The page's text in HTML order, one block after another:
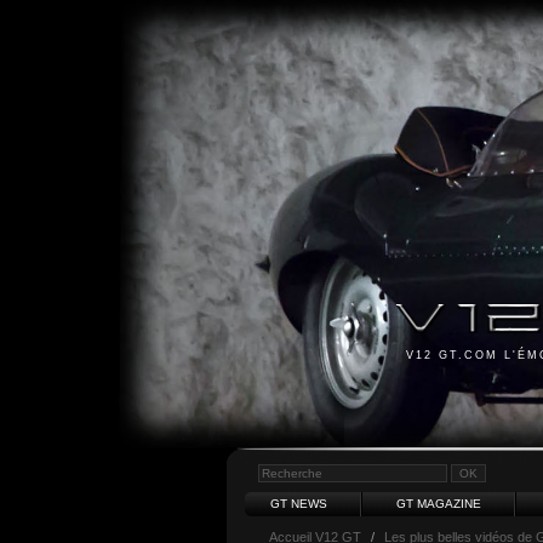
V12 GT.COM
GT NEWS GT MAGAZINE
Accueil V12 GT / Les plus belles vidéos de